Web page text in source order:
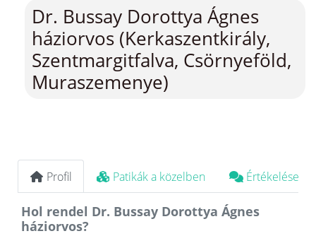
Dr. Bussay Dorottya Ágnes
háziorvos (Kerkaszentkirály,
Szentmargitfalva, Csörnyeföld,
Muraszemenye)
Profil Patikák a közelben Értékelések
Hol rendel Dr. Bussay Dorottya Ágnes
háziorvos?